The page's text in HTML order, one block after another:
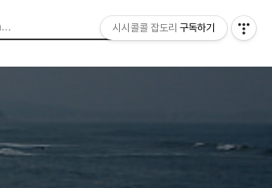
시시콜콜 잡도리 구독하기